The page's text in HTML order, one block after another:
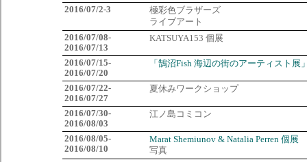
2016/07/2-3
極彩色ブラザーズ
ライブアート
2016/07/08-
2016/07/13
KATSUYA153 個展
2016/07/15-
2016/07/20
「鵠沼Fish 海辺の街のアーティスト展
2016/07/22-
2016/07/27
夏休みワークショップ
2016/07/30-
2016/08/03
江ノ島コミコン
2016/08/05-
2016/08/10
Marat Shemiunov & Natalia Perren 個展
写真